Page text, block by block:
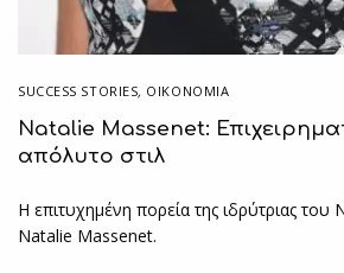
SUCCESS STORIES, ΟΙΚΟΝΟΜΙΑ
Natalie Massenet:
απόλυτο στιλ
Η επιτυχημένη πορεία της ιδρύτριας
Natalie Massenet.